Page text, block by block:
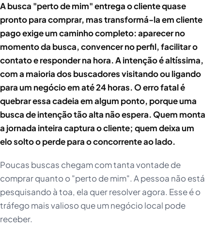
A busca "perto de mim" entrega o cliente quase
pronto para comprar, mas transformá-la em cliente
pago exige um caminho completo: aparecer no
momento da busca, convencer no perfil, facilitar o
contato e responder na hora. A intenção é altíssima,
com a maioria dos buscadores visitando ou ligando
para um negócio em até 24 horas. O erro fatal é
quebrar essa cadeia em algum ponto, porque uma
busca de intenção tão alta não espera. Quem monta
a jornada inteira captura o cliente; quem deixa um
elo solto o perde para o concorrente ao lado.
Poucas buscas chegam com tanta vontade de
comprar quanto o "perto de mim". A pessoa não está
pesquisando à toa, ela quer resolver agora. Esse é o
tráfego mais valioso que um negócio local pode
receber.